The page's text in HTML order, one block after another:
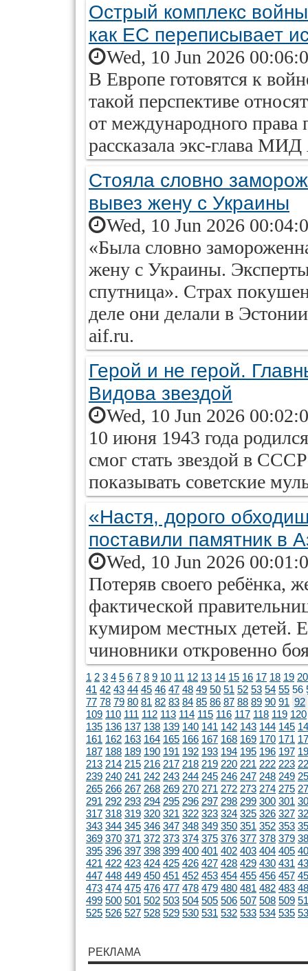
Острый комплекс
как ЕС переписывает
Wed, 10 Jun 2026
В Европе готовятся к
такой перспективе
от международного
рассказала экс-глава
Стояла словно
вывез жену с Украины
Wed, 10 Jun 2026
«Была словно
жену с Украины.
спутница». Страх
деле они делали в
aif.ru.
Герой и не герой.
Видова звездой
Wed, 10 Jun 2026
10 июня 1943 года
смог стать звездой в
показывать советские
«Настя, дорого
поставили памятник в
Wed, 10 Jun 2026
Потеряв своего ребёнка,
фактической
кумиром местных детей.
чиновники откровенно
1 2 3 4 5 6 7 8 9 10 11 12 13 14 15 16 17 18 19 20
41 42 43 44 45 46 47 48 49 50 51 52 53 54 55 56
77 78 79 80 81 82 83 84 85 86 87 88 89 90 91 92
109 110 111 112 113 114 115 116 117 118 119 120
135 136 137 138 139 140 141 142 143 144 145
161 162 163 164 165 166 167 168 169 170 171
187 188 189 190 191 192 193 194 195 196 197
213 214 215 216 217 218 219 220 221 222 223
239 240 241 242 243 244 245 246 247 248 249
265 266 267 268 269 270 271 272 273 274 275
291 292 293 294 295 296 297 298 299 300 301
317 318 319 320 321 322 323 324 325 326 327
343 344 345 346 347 348 349 350 351 352 353
369 370 371 372 373 374 375 376 377 378 379
395 396 397 398 399 400 401 402 403 404 405
421 422 423 424 425 426 427 428 429 430 431
447 448 449 450 451 452 453 454 455 456 457
473 474 475 476 477 478 479 480 481 482 483
499 500 501 502 503 504 505 506 507 508 509
525 526 527 528 529 530 531 532 533 534 535
РЕКЛАМА